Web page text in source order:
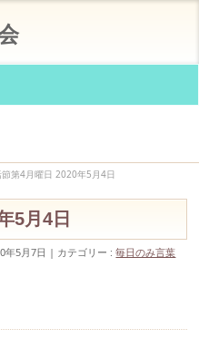
節第4月曜日 2020年5月4日
5月4日
年5月7日 カテゴリー :毎日のみ言葉